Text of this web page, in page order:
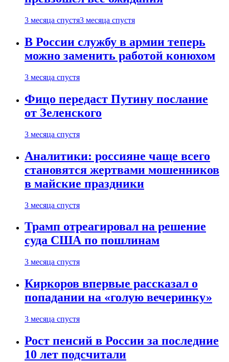
3 месяца спустя3 месяца спустя
В России службу в армии теперь
можно заменить работой конюхом
3 месяца спустя
Фицо передаст Путину послание
от Зеленского
3 месяца спустя
Аналитики: россияне чаще всего
становятся жертвами мошенников
в майские праздники
3 месяца спустя
Трамп отреагировал на решение
суда США по пошлинам
3 месяца спустя
Киркоров впервые рассказал о
попадании на «голую вечеринку»
3 месяца спустя
Рост пенсий в России за последние
10 лет подсчитали